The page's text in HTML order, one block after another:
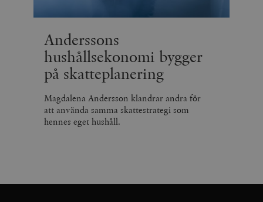
Anderssons
hushållsekonomi bygger
på skatteplanering
Magdalena Andersson klandrar andra för
att använda samma skattestrategi som
hennes eget hushåll.